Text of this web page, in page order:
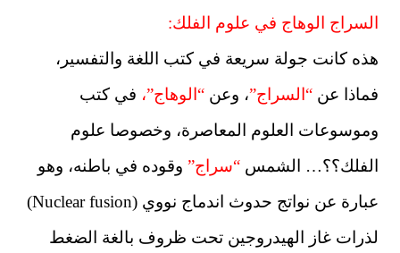
السراج الوهاج في علوم الفلك:
هذه كانت جولة سريعة في كتب اللغة والتفسير،
فماذا عن “السراج”، وعن “الوهاج”، في كتب
وموسوعات العلوم المعاصرة، وخصوصا علوم
الفلك؟؟… الشمس “سراج” وقوده في باطنه، وهو
عبارة عن نواتج حدوث اندماج نووي (Nuclear fusion)
لذرات غاز الهيدروجين تحت ظروف بالغة الضغط